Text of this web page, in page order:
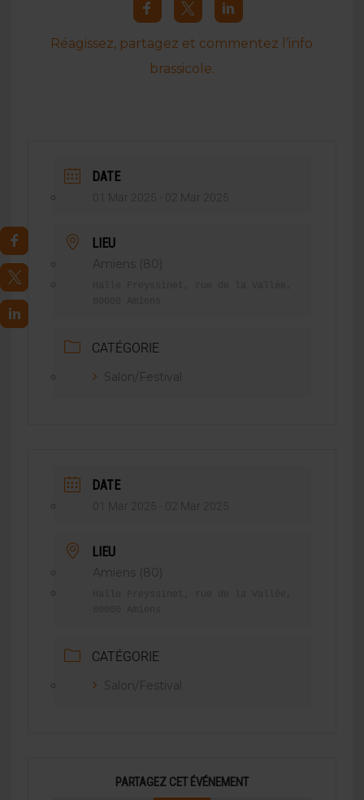
Réagissez, partagez et commentez l’info
brassicole.
DATE
01 Mar 2025 - 02 Mar 2025
LIEU
Amiens (80)
CATÉGORIE
Salon/Festival
DATE
01 Mar 2025 - 02 Mar 2025
LIEU
Amiens (80)
CATÉGORIE
Salon/Festival
PARTAGEZ CET ÉVÉNEMENT